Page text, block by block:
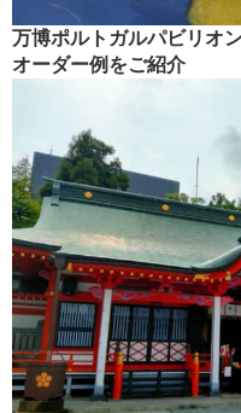
万博ポルトガルパビリオ
オーダー例をご紹介